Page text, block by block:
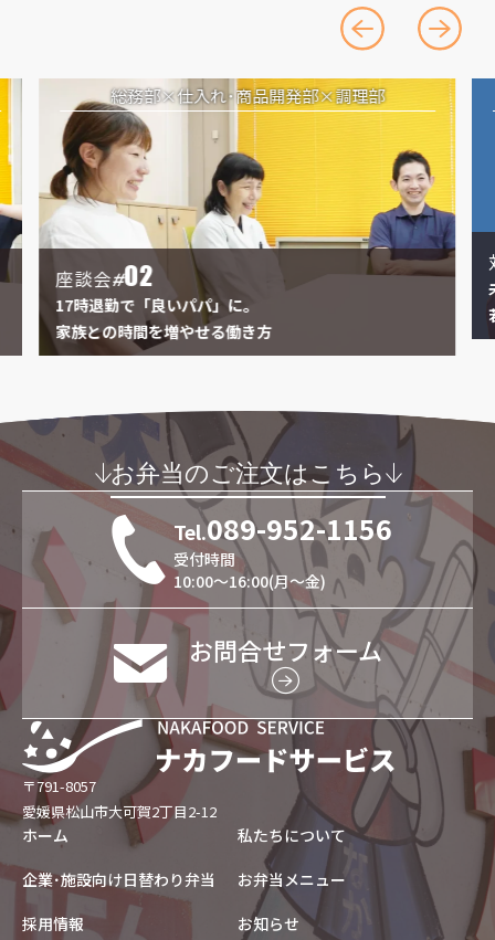
総務部 仕入れ･商品開発部 調理部
会 02
退勤で「良いパパ」に。
との時間を増やせる働き方
対談 01
未経験者
若手社員
お弁当のご注文はこちら
Tel.089-952-1156
受付時間
10:00～16:00(月～金)
お問合せフォーム
〒791-8057
愛媛県松山市大可賀2丁目2-12
ホーム
私たちについて
企業･施設向け日替わり弁当
お弁当メニュー
採用情報
お知らせ